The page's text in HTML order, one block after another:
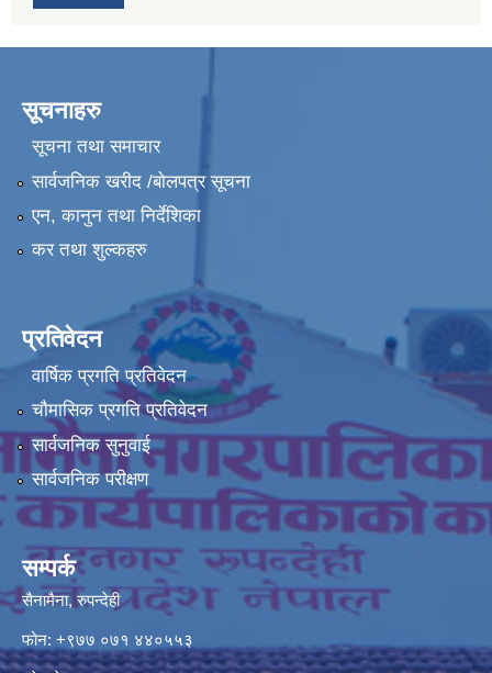
सूचनाहरु
सूचना तथा समाचार
सार्वजनिक खरीद /बोलपत्र सूचना
एन, कानुन तथा निर्देशिका
कर तथा शुल्कहरु
प्रतिवेदन
वार्षिक प्रगति प्रतिवेदन
चौमासिक प्रगति प्रतिवेदन
सार्वजनिक सुनुवाई
सार्वजनिक परीक्षण
सम्पर्क
सैनामैना, रुपन्देही
फोन: +९७७ ०७१ ४४०५५३